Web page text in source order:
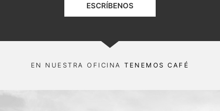
ESCRÍBENOS
EN NUESTRA OFICINATENEMOS CAFÉ